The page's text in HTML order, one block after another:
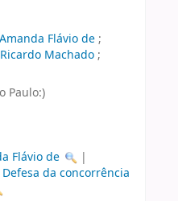
Flávio de;
Machado;
Paulo:)
Flávio de
|
Defesa da concorrência